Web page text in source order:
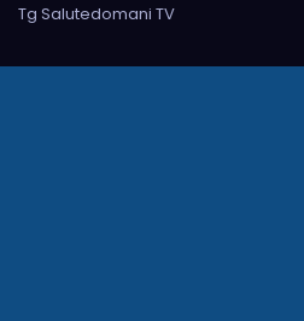
Tg Salutedomani TV